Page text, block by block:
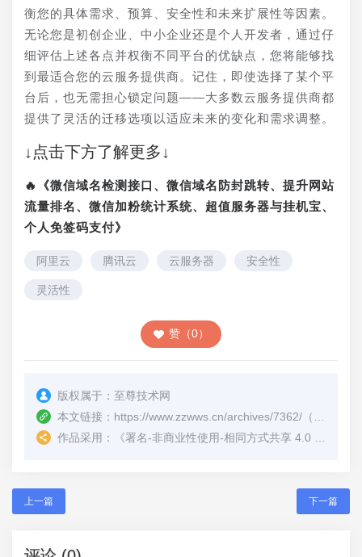
衡您的具体需求、预算、安全性和未来扩展性等因素。
无论您是初创企业、中小企业还是个人开发者，通过仔
细评估上述各点并权衡不同平台的优缺点，您将能够找
到最适合您的云服务提供商。记住，即使选择了某个平
台后，也无需担心锁定问题——大多数云服务提供商都
提供了灵活的迁移选项以适应未来的变化和需求调整。
↓点击下方了解更多↓
🔥《微信域名检测接口、微信域名防封跳转、提升网站
流量排名、微信加粉统计系统、超值服务器与挂机宝、
个人免签码支付》
阿里云 腾讯云 云服务器 安全性
灵活性
赞（0）
版权属于： 至尊技术网
本文链接： https://www.zzwws.cn/archives/7362/ （转载时请注明本文出处及文章链接）
作品采用：
《署名-非商业性使用-相同方式共享 4.0 国际 (CC BY-NC-SA 4.0)
上一篇 下一篇